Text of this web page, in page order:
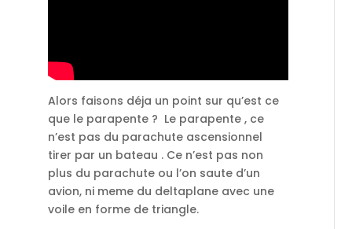
Alors faisons déja un point sur qu’est ce
que le parapente ? Le parapente , ce
n’est pas du parachute ascensionnel
tirer par un bateau . Ce n’est pas non
plus du parachute ou l’on saute d’un
avion, ni meme du deltaplane avec une
voile en forme de triangle.